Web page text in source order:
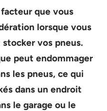
que vous
lorsque vous
vos pneus.
peut endommager
les pneus, ce qui
dans un endroit
le garage ou le